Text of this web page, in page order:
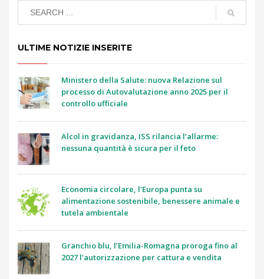
ULTIME NOTIZIE INSERITE
Ministero della Salute: nuova Relazione sul
processo di Autovalutazione anno 2025 per il
controllo ufficiale
Alcol in gravidanza, ISS rilancia l’allarme:
nessuna quantità è sicura per il feto
Economia circolare, l’Europa punta su
alimentazione sostenibile, benessere animale e
tutela ambientale
Granchio blu, l’Emilia-Romagna proroga fino al
2027 l’autorizzazione per cattura e vendita